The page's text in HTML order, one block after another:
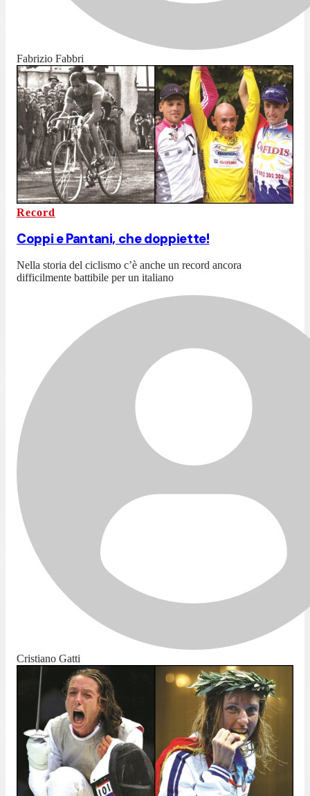
Fabrizio Fabbri
Record
Coppi e Pantani, che doppiette!
Nella storia del ciclismo c’è anche un record ancora
difficilmente battibile per un italiano
Cristiano Gatti